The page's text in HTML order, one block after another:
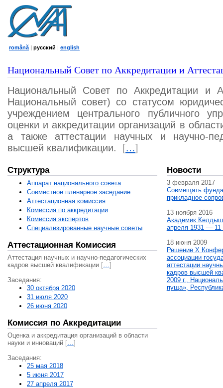
română | русский | english
Национальный Совет по Аккредитации и
Национальный Совет по Аккредитации и
Национальный совет) со статусом
учреждением центрального публичного
оценки и аккредитации организаций в
а также аттестации научных и научно-
высшей квалификации.
[…]
Структура
Аппарат национального совета
Совместное пленарное заседание
Аттестационная комисcия
Комиссия по аккредитации
Комиссия экспертов
Специализированные научные советы
Аттестационная Комиссия
Аттестация научных и научно-педагогических
кадров высшей квалификации […]
Заседания:
30 октября 2020
31 июля 2020
26 июня 2020
Комиссия по Аккредитации
Оценка и аккредитация организаций в области
науки и инноваций […]
Заседания:
25 мая 2018
5 июня 2017
27 апреля 2017
Новости
3 февраля 2017
Совмещать
прикладное
13 ноября 2016
Академик
апреля 1931 — 11
18 июня 2009
Решение X
ассоциации
аттестации
кадров высшей
2009 г.,
пуща»,